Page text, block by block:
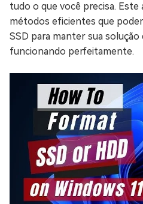
tudo o que você precisa.
métodos eficientes que
SSD para manter sua
funcionando perfeitamente.